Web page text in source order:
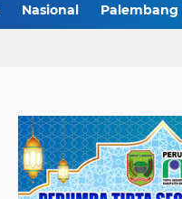
Nasional Palembang